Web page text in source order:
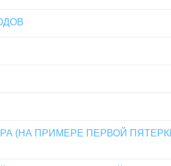
(НА ПРИМЕРЕ ПЕРВОЙ